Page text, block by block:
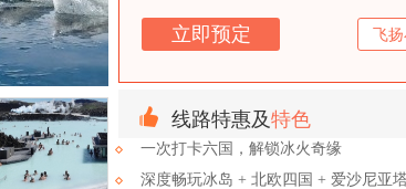
飞扬
线路特惠及特色
一次打卡六国，解锁冰火奇缘
深度畅玩冰岛 + 北欧四国 + 爱沙尼亚